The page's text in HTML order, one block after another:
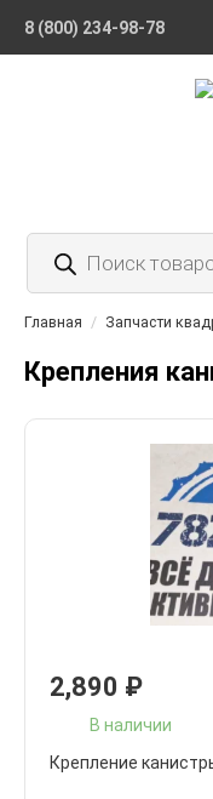
8 (800) 234-98-78
Поиск
товаров
Главная / Запчасти
Крепления
2,890 ₽
В наличии
Крепление